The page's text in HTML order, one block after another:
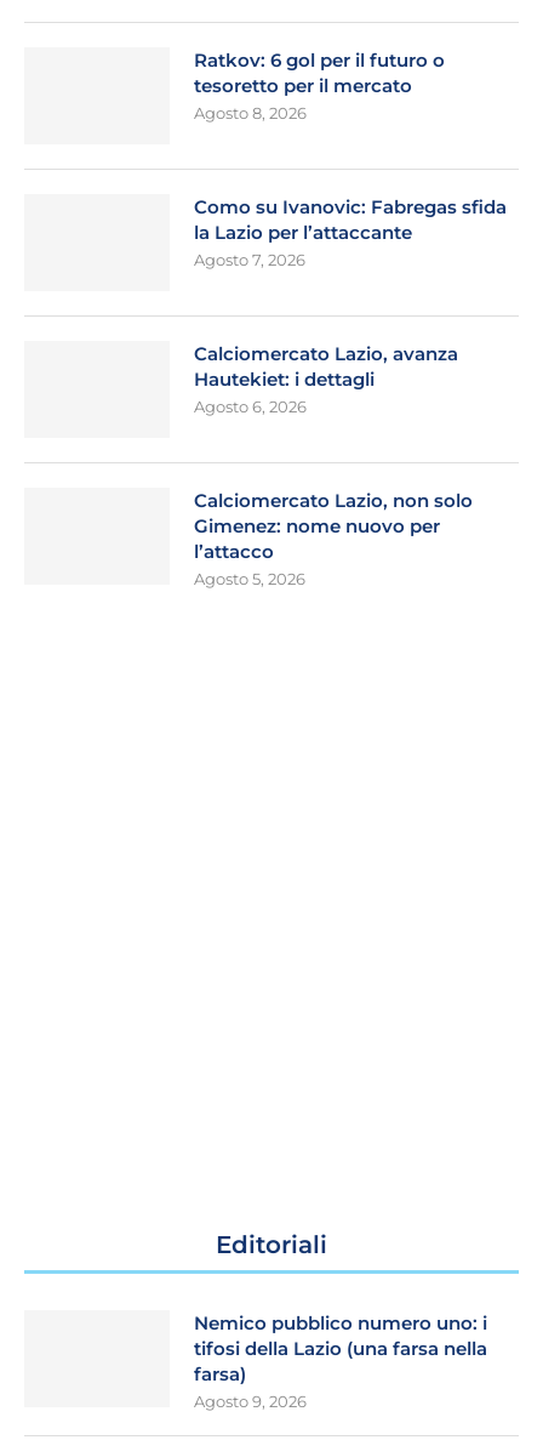
Ratkov: 6 gol per il futuro o
tesoretto per il mercato
Agosto 8, 2026
Como su Ivanovic: Fabregas sfida
la Lazio per l’attaccante
Agosto 7, 2026
Calciomercato Lazio, avanza
Hautekiet: i dettagli
Agosto 6, 2026
Calciomercato Lazio, non solo
Gimenez: nome nuovo per
l’attacco
Agosto 5, 2026
Editoriali
Nemico pubblico numero uno: i
tifosi della Lazio (una farsa nella
farsa)
Agosto 9, 2026